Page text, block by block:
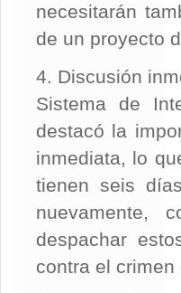
necesitarán
de un proyecto
4. Discusión
Sistema de
destacó la
inmediata, lo
tienen seis
nuevamente,
despachar
contra el crimen